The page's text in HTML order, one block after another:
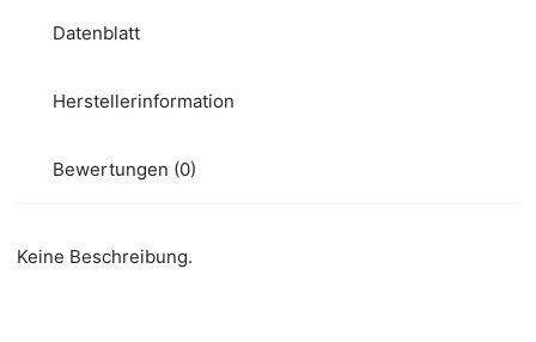
Datenblatt
Herstellerinformation
Bewertungen (0)
Keine Beschreibung.